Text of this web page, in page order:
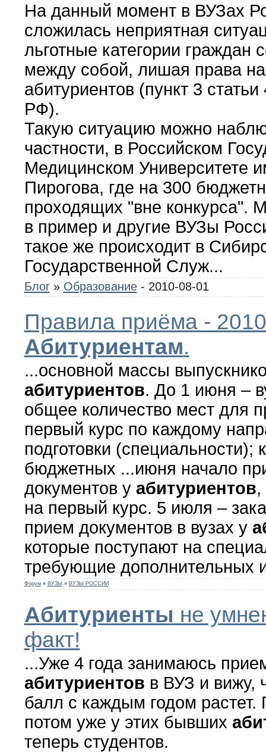
На данный момент в ВУЗах
сложилась неприятная
льготные категории граждан
между собой, лишая права на
абитуриентов (пункт 3
РФ).
Такую ситуацию можно
частности, в Российском
Медицинском Университете
Пирогова, где на 300
проходящих "вне конкурса".
в пример и другие ВУЗы
такое же происходит в
Государственной Служ...
Блог » Образование- 2010-08-01
Правила приёма -
Абитуриентам.
...основной массы
абитуриентов. До 1 июня –
общее количество мест для
первый курс по каждому
подготовки (специальности);
бюджетных ...июня начало
документов у абитуриентов,
на первый курс. 5 июля –
прием документов в вузах у
которые поступают на
требующие дополнительных
Форум » ВУЗЫ » ВУЗЫ РОССИИ
Абитуриенты не
факт!
...Уже 4 года занимаюсь
абитуриентов в ВУЗ и вижу,
балл с каждым годом
потом уже у этих бывших
теперь студентов.